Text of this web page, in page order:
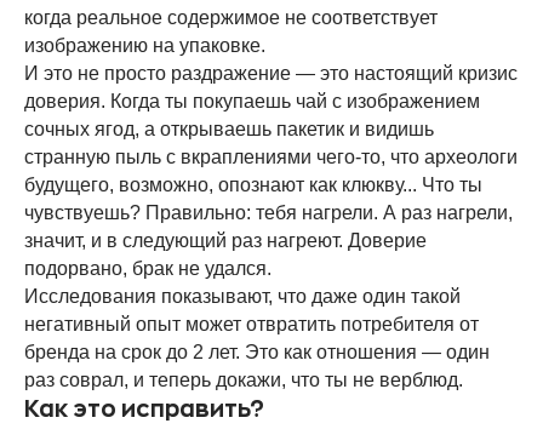
когда реальное содержимое не соответствует
изображению на упаковке.
И это не просто раздражение — это настоящий кризис
доверия. Когда ты покупаешь чай с изображением
сочных ягод, а открываешь пакетик и видишь
странную пыль с вкраплениями чего-то, что археологи
будущего, возможно, опознают как клюкву... Что ты
чувствуешь? Правильно: тебя нагрели. А раз нагрели,
значит, и в следующий раз нагреют. Доверие
подорвано, брак не удался.
Исследования показывают, что даже один такой
негативный опыт может отвратить потребителя от
бренда на срок до 2 лет. Это как отношения — один
раз соврал, и теперь докажи, что ты не верблюд.
Как это исправить?